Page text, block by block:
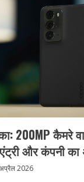
200MP कैमरे
और कंपनी
2026